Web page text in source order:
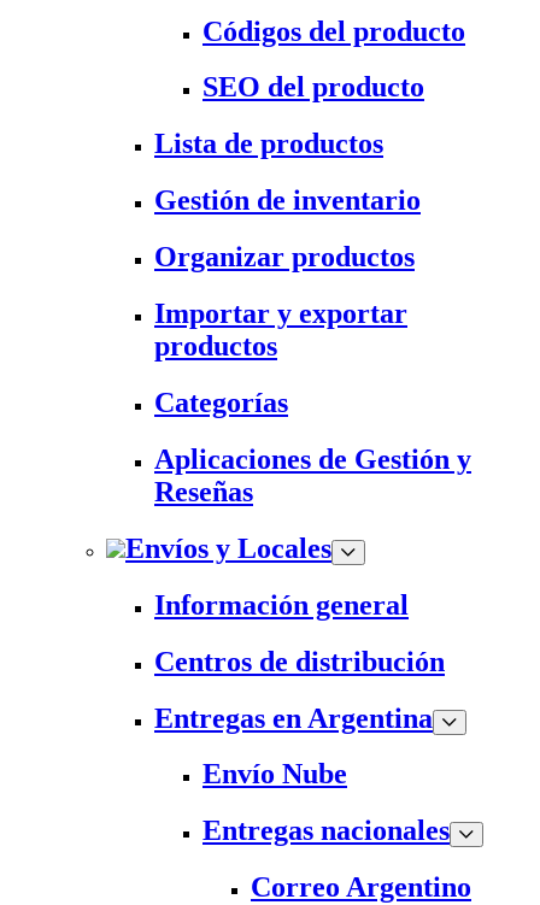
Códigos del producto
SEO del producto
Lista de productos
Gestión de inventario
Organizar productos
Importar y exportar
productos
Categorías
Aplicaciones de Gestión y
Reseñas
Envíos y Locales
Información general
Centros de distribución
Entregas en Argentina
Envío Nube
Entregas nacionales
Correo Argentino